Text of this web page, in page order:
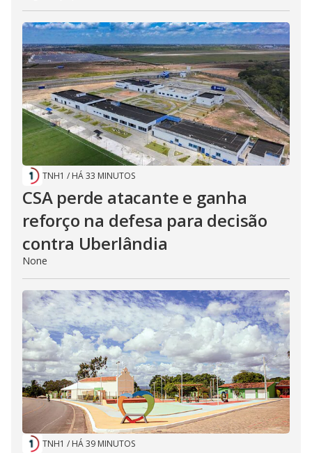
TNH1 / HÁ 33 MINUTOS
CSA perde atacante e ganha
reforço na defesa para decisão
contra Uberlândia
None
TNH1 / HÁ 39 MINUTOS